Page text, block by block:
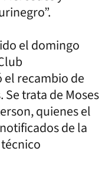
el domingo
el recambio de
trata de Moses
quienes el
de la